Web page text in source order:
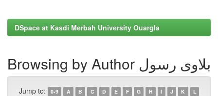
DSpace at Kasdi Merbah University Ouargla
Browsing by Author بلاوی رسول
Jump to: 0-9 A B C D E F G H I J K
L